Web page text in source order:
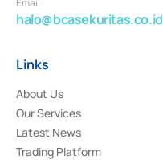
halo@bcasekuritas.co.id
Links
About Us
Our Services
Latest News
Trading Platform